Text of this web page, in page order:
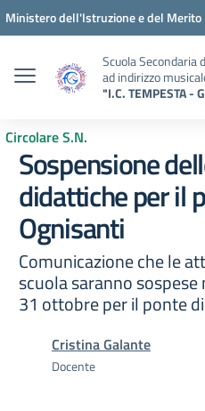
Vai ai contenuti
Vai al menu di navigazione
Vai al footer
Ministero dell'Istruzione e del Merito
Scuola Secondaria
ad indirizzo
"I.C. TEMPESTA -
Circolare S.N.
Sospensione
didattiche per il
Ognisanti
Comunicazione che le
scuola saranno
31 ottobre per il ponte
Cristina Galante
Docente